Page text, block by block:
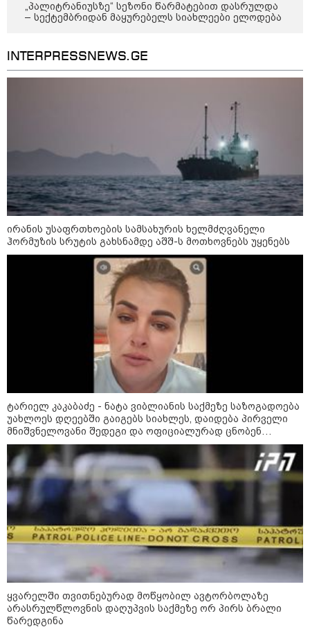
12:34 / 08-08-2026
რას აცხადებს ირაკლი კობახიძე
ელექტროენერგიის რამდენჯერმე
გათიშვასთან დაკავშირებით?
19:32 / 08-08-2026
"სიმბოლურია, რომ კობახიძის
მოღალატეობრივი განცხადება
საქართველოს
თავისუფლებისთვის შეწირული
გმირების მემორიალზე
გაკეთდა" - "ნაციონალური
მოძრაობა"
19:03 / 08-08-2026
"მკაცრად ვგმობთ ირაკლი
კობახიძის განცხადებას" -
"კოალიცია ცვლილებისთვის"
16:33 / 08-08-2026
"გიორგი ბარამიძემ რაღაც
არასწორად ჩამოაყალიბა,
მაგრამ ნამდვილად არ
ეკუთვნის წიხლი ივანიშვილის
ღალატზე დაფუძნებული
დიქტატურის მსახურებისგან" -
მიხეილ სააკაშვილი
16:22 / 08-08-2026
"აი, ეს არის სამშობლოს
ღალატი" - როგორ ეხმაურება
ნიკა გვარამია აგვისტოს ომთან
„პალიტრანიუსზე“ სეზონი წარმატებით დასრულდა
– სექტემბრიდან მაყურებელს სიახლეები ელოდება
INTERPRESSNEWS.GE
ირანის უსაფრთხოების სამსახურის ხელმძღვანელი
ჰორმუზის სრუტის გახსნამდე აშშ-ს მოთხოვნებს უყენებს
ტარიელ კაკაბაძე - ნატა ვიბლიანის საქმეზე საზოგადოება
უახლოეს დღეებში გაიგებს სიახლეს, დაიდება პირველი
მნიშვნელოვანი შედეგი და ოფიციალურად ცნობენ
დაზარალებულად
ყვარელში თვითნებურად მოწყობილ ავტორბოლაზე
არასრულწლოვნის დაღუპვის საქმეზე ორ პირს ბრალი
წარედგინა